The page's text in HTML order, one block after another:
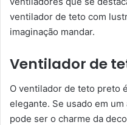
ventilador de teto com
imaginação mandar.
Ventilador de
O ventilador de teto preto
elegante. Se usado em
pode ser o charme da